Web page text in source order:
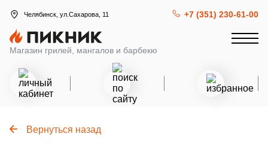
Челябинск, ул.Сахарова, 11 +7 (351) 230-61-00
Магазин грилей, мангалов и барбекю
Вернуться назад